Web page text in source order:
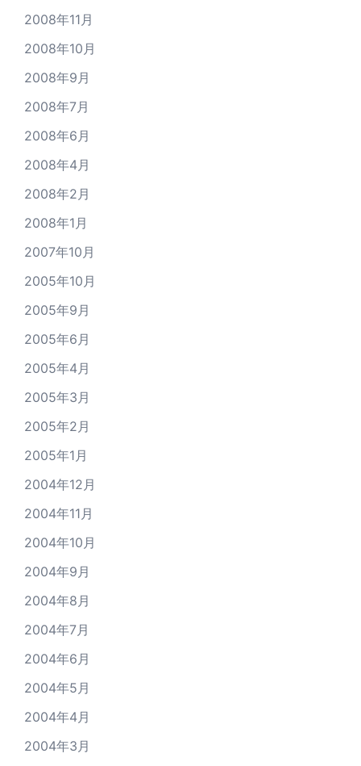
2008年11月
2008年10月
2008年9月
2008年7月
2008年6月
2008年4月
2008年2月
2008年1月
2007年10月
2005年10月
2005年9月
2005年6月
2005年4月
2005年3月
2005年2月
2005年1月
2004年12月
2004年11月
2004年10月
2004年9月
2004年8月
2004年7月
2004年6月
2004年5月
2004年4月
2004年3月